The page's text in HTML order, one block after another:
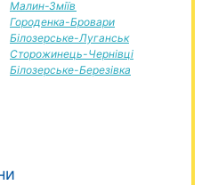
Малин-Зміїв
Городенка-Бровари
Білозерське-Луганськ
Сторожинець-Чернівці
Білозерське-Березівка